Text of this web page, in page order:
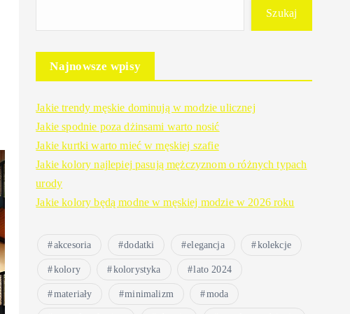
Szukaj
Najnowsze wpisy
Jakie trendy męskie dominują w modzie ulicznej
Jakie spodnie poza dżinsami warto nosić
Jakie kurtki warto mieć w męskiej szafie
Jakie kolory najlepiej pasują mężczyznom o różnych typach
urody
Jakie kolory będą modne w męskiej modzie w 2026 roku
akcesoria dodatki elegancja kolekcje
kolory kolorystyka lato 2024
materiały minimalizm moda